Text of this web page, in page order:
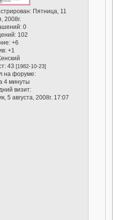
: Пятница, 11
2008г.
0
102
+6
+1
43[1982-10-23]
на форуме:
4 минуты
визит:
5 августа, 2008г. 17:07